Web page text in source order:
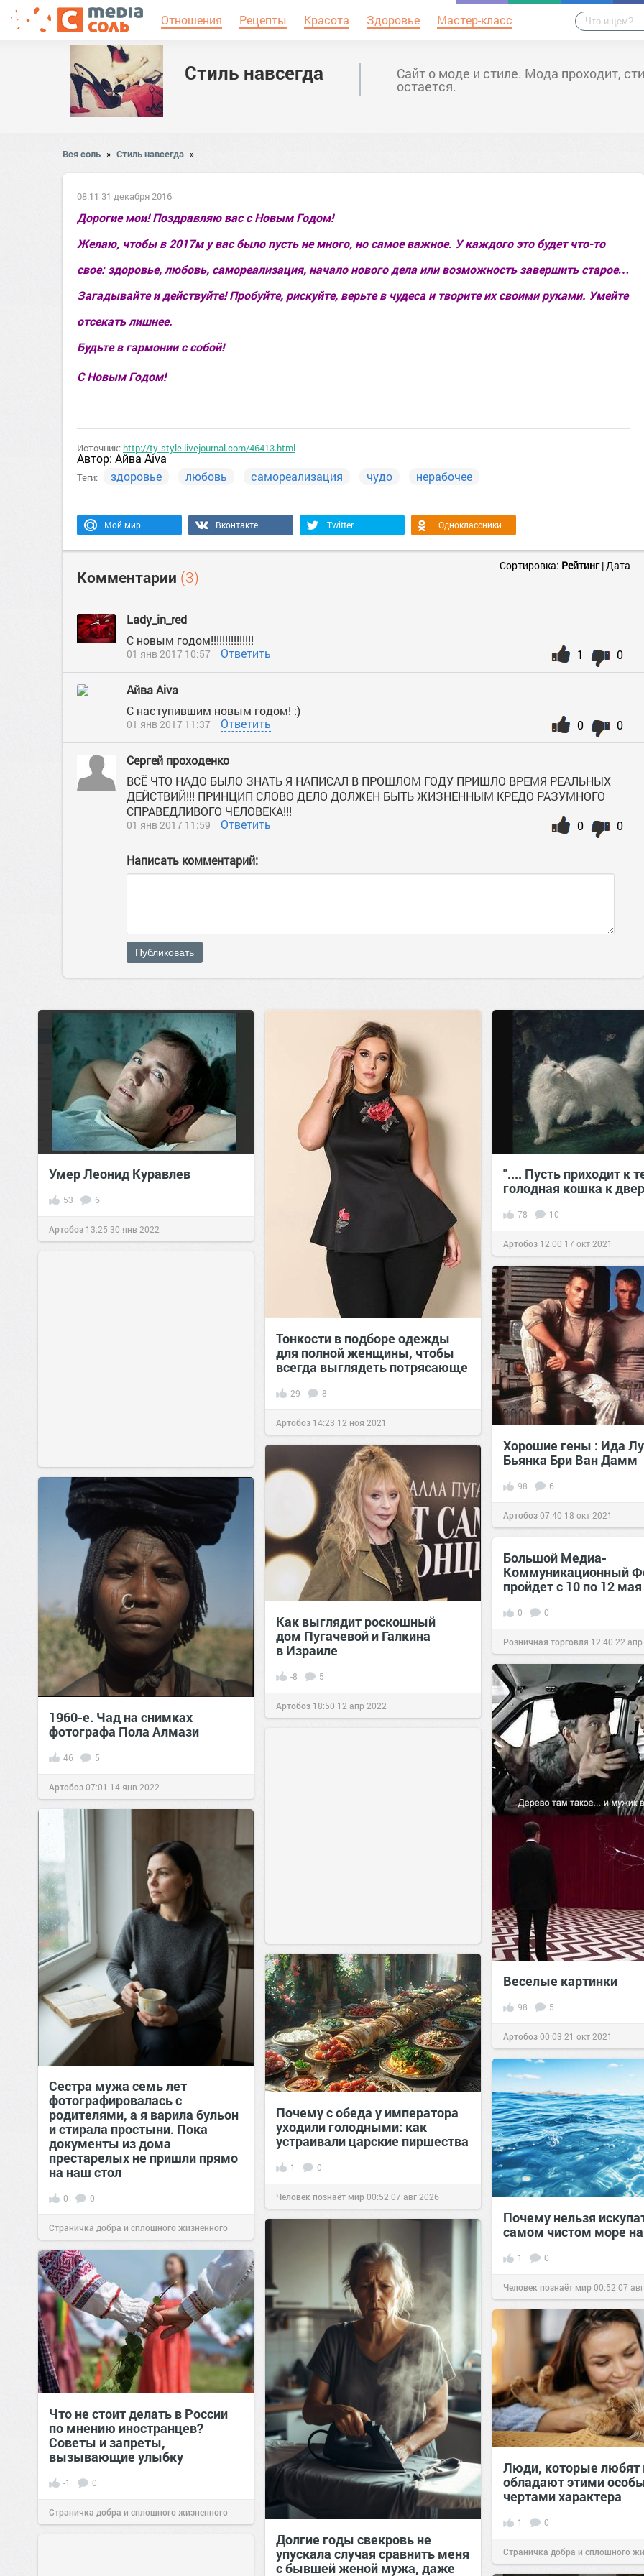
Отношения Рецепты Красота Здоровье Мастер-класс
Стиль навсегда Сайт о моде и стиле. Мода проходит,
остается.
Вся соль » Стиль навсегда »
08:11 31 декабря 2016
Дорогие мои! Поздравляю вас с Новым Годом!
Желаю, чтобы в 2017м у вас было пусть не много, но самое важное. У каждого это будет что-то
свое: здоровье, любовь, самореализация, начало нового дела или возможность завершить старое…
Загадывайте и действуйте! Пробуйте, рискуйте, верьте в чудеса и творите их своими руками. Умейте
отсекать лишнее.
Будьте в гармонии с собой!
С Новым Годом!
Источник: http://ty-style.livejournal.com/46413.html
Автор: Айва Aiva
Теги: здоровье любовь самореализация чудо нерабочее
Мой мир Вконтакте Twitter Одноклассники
Комментарии (3)
Сортировка: Рейтинг|Дата
Lady_in_red
С новым годом!!!!!!!!!!!!!!!
01 янв 2017 10:57 Ответить 0
1
Айва Aiva
С наступившим новым годом! :)
01 янв 2017 11:37 Ответить 0
0
Cергей проходенко
ВСЁ ЧТО НАДО БЫЛО ЗНАТЬ Я НАПИСАЛ В ПРОШЛОМ ГОДУ ПРИШЛО ВРЕМЯ РЕАЛЬНЫХ
ДЕЙСТВИЙ!!! ПРИНЦИП СЛОВО ДЕЛО ДОЛЖЕН БЫТЬ ЖИЗНЕННЫМ КРЕДО РАЗУМНОГО
СПРАВЕДЛИВОГО ЧЕЛОВЕКА!!!
01 янв 2017 11:59 Ответить 0
0
Написать комментарий:
Публиковать
Умер Леонид Куравлев
53 6
Артобоз 13:25 30 янв 2022
Тонкости в подборе одежды
для полной женщины, чтобы
всегда выглядеть потрясающе
29 8
Артобоз 14:23 12 ноя 2021
".... Пусть приходит к
голодная кошка к
78 10
Артобоз 12:00 17 окт 2021
Хорошие гены : Ида
Бьянка Бри Ван Дамм
98 6
Артобоз07:40 18 окт 2021
Как выглядит роскошный
дом Пугачевой и Галкина
в Израиле
-8 5
Артобоз 18:50 12 апр 2022
1960-е. Чад на снимках
фотографа Пола Алмази
46 5
Артобоз07:01 14 янв 2022
Большой Медиа-
Коммуникационный
пройдет с 10 по 12 мая
0 0
Розничная торговля 12:40 22
Веселые картинки
98 5
Артобоз00:03 21 окт 2021
Сестра мужа семь лет
фотографировалась с
родителями, а я варила бульон
и стирала простыни. Пока
документы из дома
престарелых не пришли прямо
на наш стол
0 0
Страничка добра и сплошного жизненного
позитива!00:2907 авг 2026
Почему с обеда у императора
уходили голодными: как
устраивали царские пиршества
1 0
Человек познаёт мир00:52 07 авг 2026
Почему нельзя
самом чистом море
1 0
Человек познаёт мир00:52 07
Долгие годы свекровь не
упускала случая сравнить меня
с бывшей женой мужа, даже
Что не стоит делать в России
по мнению иностранцев?
Советы и запреты,
вызывающие улыбку
-1 0
Страничка добра и сплошного жизненного
Люди, которые любят
обладают этими
чертами характера
1 0
Страничка добра и сплошного